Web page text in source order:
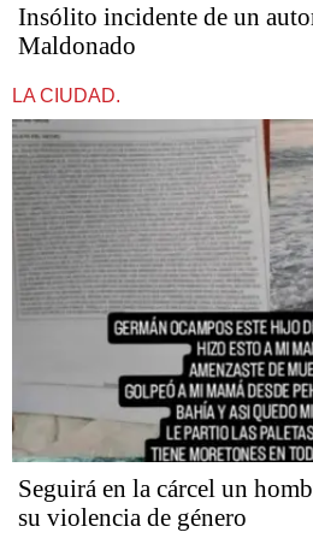
Insólito incidente de un
Maldonado
LA CIUDAD.
Seguirá en la cárcel un
su violencia de género